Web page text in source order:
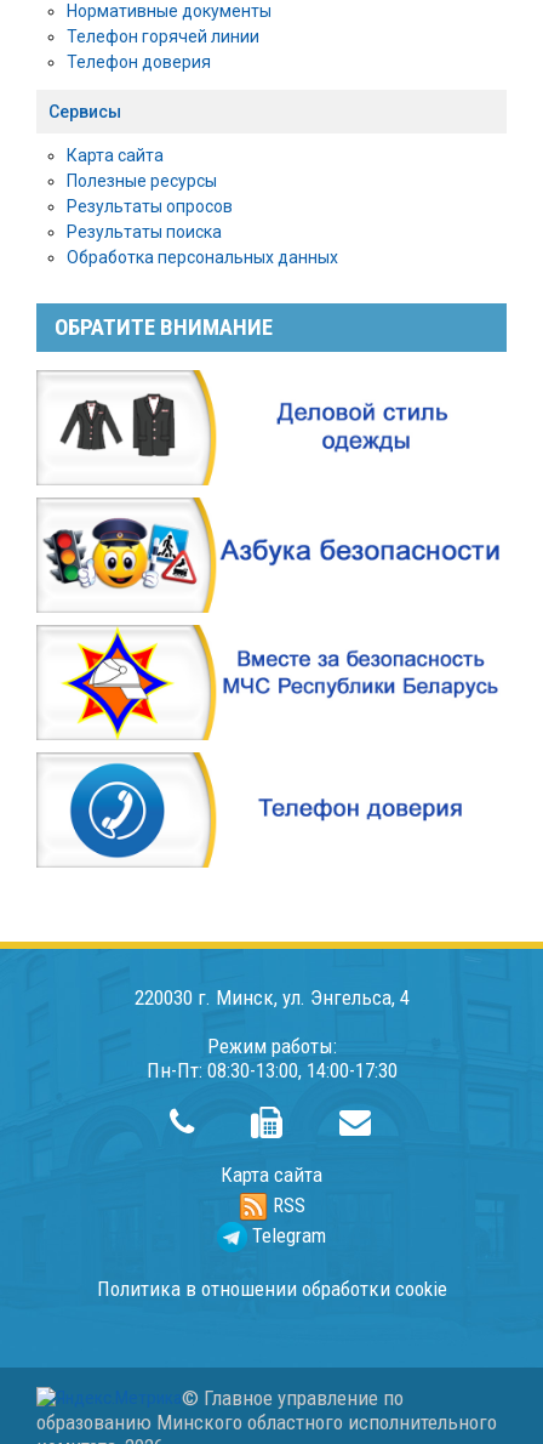
Нормативные документы
Телефон горячей линии
Телефон доверия
Сервисы
Карта сайта
Полезные ресурсы
Результаты опросов
Результаты поиска
Обработка персональных данных
ОБРАТИТЕ ВНИМАНИЕ
220030 г. Минск, ул. Энгельса, 4
Режим работы:
Пн-Пт: 08:30-13:00, 14:00-17:30
Карта сайта
RSS
Telegram
Политика в отношении обработки cookie
© Главное управление по
образованию Минского областного исполнительного